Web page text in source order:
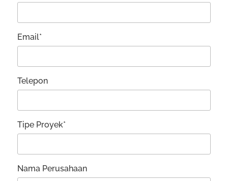
Email*
Telepon
Tipe Proyek*
Nama Perusahaan